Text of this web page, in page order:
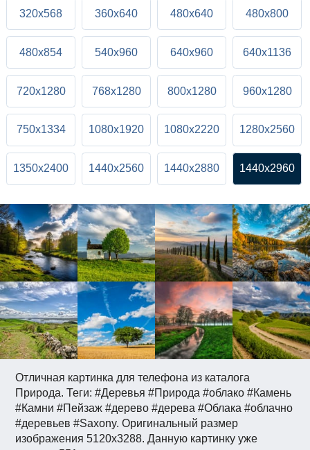
Отличная картинка для телефона из каталога
Природа. Теги: #Деревья #Природа #облако #Камень
#Камни #Пейзаж #дерево #дерева #Облака #облачно
#деревьев #Saxony. Оригинальный размер
изображения 5120x3288. Данную картинку уже
320x568 360x640 480x640 480x800
480x854 540x960 640x960 640x1136
720x1280 768x1280 800x1280 960x1280
750x1334 1080x1920 1080x2220 1280x2560
1350x2400 1440x2560 1440x2880 1440x2960